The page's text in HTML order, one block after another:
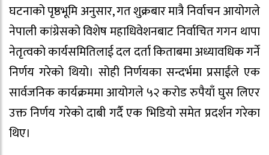
घटनाको पृष्ठभूमि अनुसार, गत शुक्रबार मात्रै निर्वाचन आयोगले
नेपाली कांग्रेसको विशेष महाधिवेशनबाट निर्वाचित गगन थापा
नेतृत्वको कार्यसमितिलाई दल दर्ता किताबमा अध्यावधिक गर्ने
निर्णय गरेको थियो। सोही निर्णयका सन्दर्भमा प्रसाईंले एक
सार्वजनिक कार्यक्रममा आयोगले ५२ करोड रुपैयाँ घुस लिएर
उक्त निर्णय गरेको दाबी गर्दै एक भिडियो समेत प्रदर्शन गरेका
थिए।